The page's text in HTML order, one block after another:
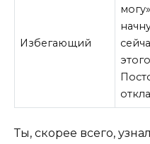
Избегающий
Ты, скорее всего,